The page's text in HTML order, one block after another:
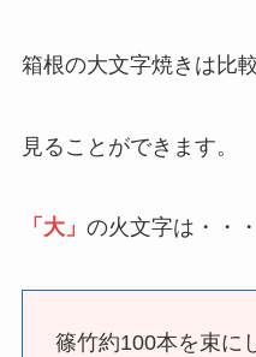
箱根の大文字焼きは比
見ることができます。
「大」 の火文字は・・・
篠竹約100本を束に